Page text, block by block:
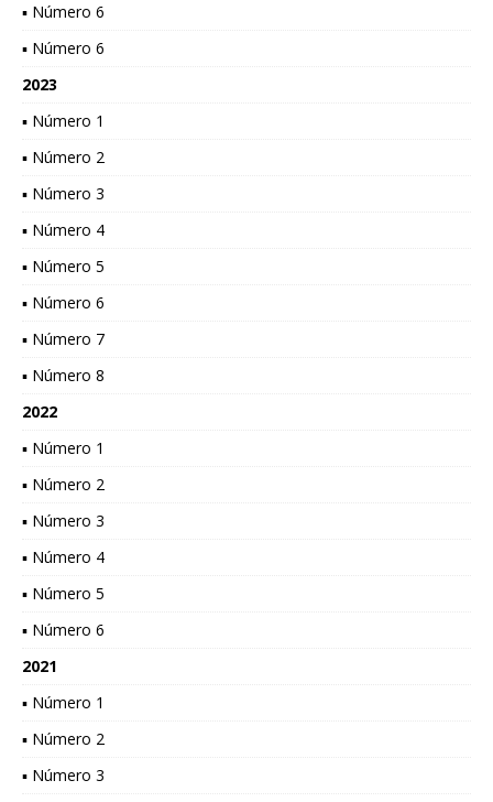
▪ Número 6
▪ Número 6
2023
▪ Número 1
▪ Número 2
▪ Número 3
▪ Número 4
▪ Número 5
▪ Número 6
▪ Número 7
▪ Número 8
2022
▪ Número 1
▪ Número 2
▪ Número 3
▪ Número 4
▪ Número 5
▪ Número 6
2021
▪ Número 1
▪ Número 2
▪ Número 3